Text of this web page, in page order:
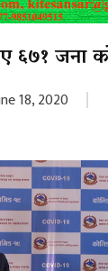
६७१ जना
18, 2020